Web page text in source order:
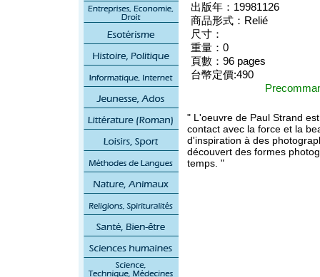
出版年：19981126
商品形式：Relié
尺寸：
重量：0
頁數：96 pages
台幣定價:490
" L'oeuvre de Paul Strand
contact avec la force et la
d'inspiration à des
découvert des formes
temps. "